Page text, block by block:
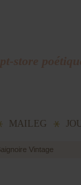
store
MAILEG
Vintage